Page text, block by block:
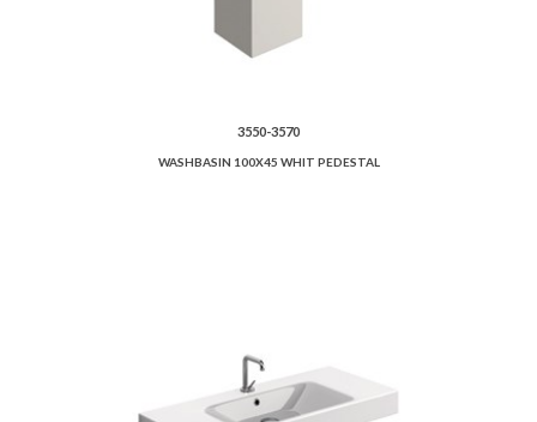
3550-3570
WASHBASIN 100X45 WHIT PEDESTAL